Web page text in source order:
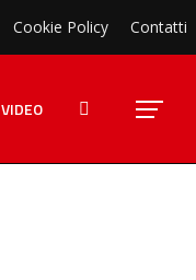
Cookie Policy Contatti
VIDEO